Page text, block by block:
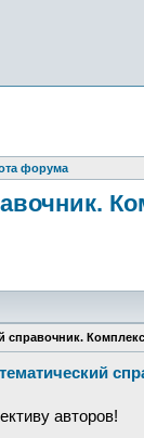
форума
справочник.
авторов!